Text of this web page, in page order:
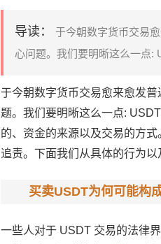
导读：
于今朝数字货币交易
心问题。我们要明晰这么一点:
于今朝数字货币交易愈来愈发
题。我们要明晰这么一点:
的、资金的来源以及交易的方
追责。下面我们从具体的行为以
买卖USDT为何可能构
一些人对于 USDT 交易的法律